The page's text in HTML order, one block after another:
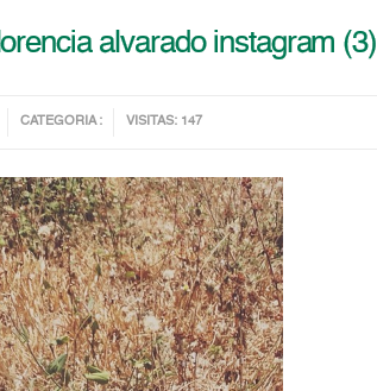
alvarado instagram (3)
CATEGORIA : VISITAS: 147